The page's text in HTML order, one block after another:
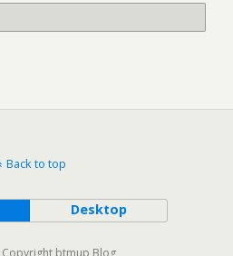
Back to top
Desktop
btmup Blog